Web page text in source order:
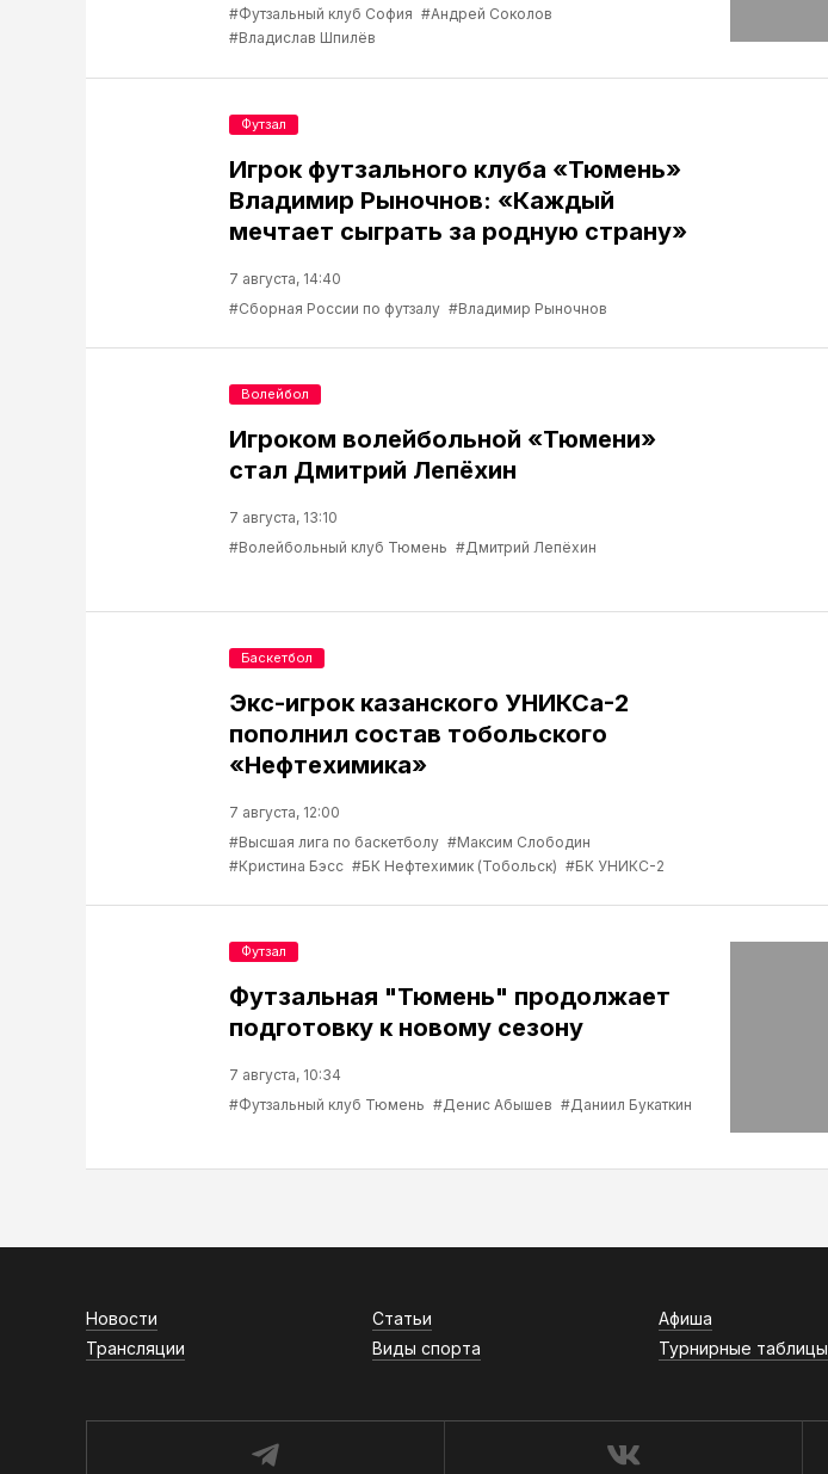
#Футзальный клуб София #Андрей Соколов
#Владислав Шпилёв
Игрок футзального клуба «Тюмень»
Владимир Рыночнов: «Каждый
мечтает сыграть за родную страну»
7 августа, 14:40
#Сборная России по футзалу #Владимир Рыночнов
Футзал
Игроком волейбольной «Тюмени»
стал Дмитрий Лепёхин
7 августа, 13:10
#Волейбольный клуб Тюмень #Дмитрий Лепёхин
Волейбол
Экс-игрок казанского УНИКСа-2
пополнил состав тобольского
«Нефтехимика»
7 августа, 12:00
#Высшая лига по баскетболу #Максим Слободин
#Кристина Бэсс #БК Нефтехимик (Тобольск) #БК УНИКС-2
Баскетбол
Футзальная "Тюмень" продолжает
подготовку к новому сезону
7 августа, 10:34
#Футзальный клуб Тюмень #Денис Абышев #Даниил Букаткин
Футзал
Новости Статьи Афиша
Трансляции
Виды спорта Турнирные таблицы